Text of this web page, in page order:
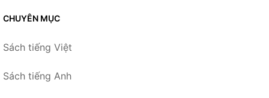
CHUYÊN MỤC
Sách tiếng Việt
Sách tiếng Anh